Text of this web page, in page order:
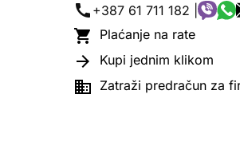
call +387 61 711 182 |
 Plaćanje na rate
 Kupi jednim klikom
 Zatraži predračun za